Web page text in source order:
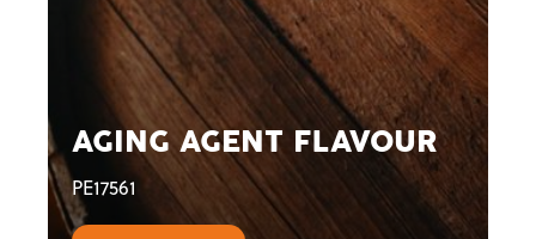
AGING AGENT FLAVOUR
PE17561